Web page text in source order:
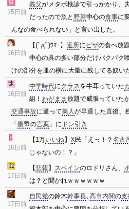
15日前
義父がメタボ検診で引っかかり、
だったので魚と 野菜中心の食事に
んなの食べられない」と言い出した。
16日前
【(ﾟдﾟ)ｳﾏｰ】 近所に ピザの食べ放
中心の具の多い部分だけバクバク
けの部分を皿の横に大量に残してる奴い
16日前
中学時代にクラスを牛耳っていた
組！ わがまま 放題で威張っていたが
交通事故に遭って美人が早退した直後、
「 衝撃の言葉 」に ドン引き
16日前
【1万いいね】 X民「えっ！？ 名古
じゃないの！？」
17日前
【悲報 】 スペインのロドリさん、
は？と聞かれｗｗｗｗｗｗ
17日前
自民党の鈴木幹事長､ 高市内閣の支